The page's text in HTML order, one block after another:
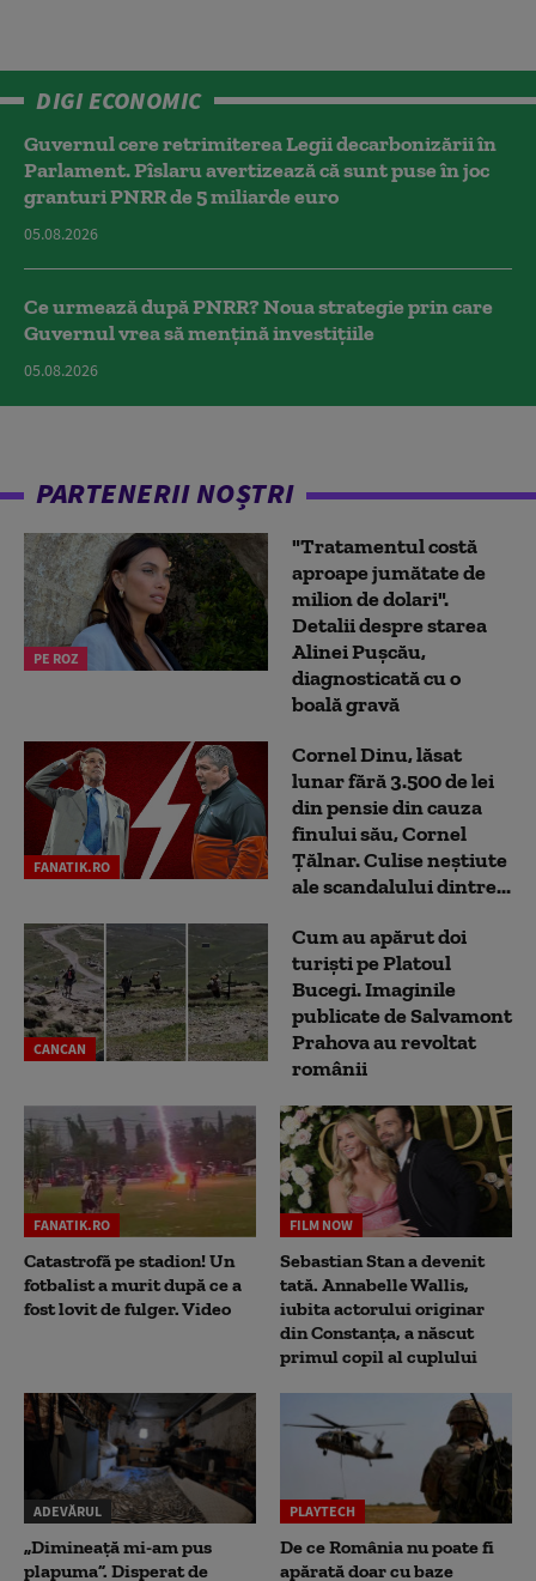
DIGI ECONOMIC
Guvernul cere retrimiterea Legii decarbonizării în
Parlament. Pîslaru avertizează că sunt puse în joc
granturi PNRR de 5 miliarde euro
05.08.2026
Ce urmează după PNRR? Noua strategie prin care
Guvernul vrea să mențină investițiile
05.08.2026
PARTENERII NOȘTRI
PE ROZ
"Tratamentul costă
aproape jumătate de
milion de dolari".
Detalii despre starea
Alinei Pușcău,
diagnosticată cu o
boală gravă
FANATIK.RO
Cornel Dinu, lăsat
lunar fără 3.500 de lei
din pensie din cauza
finului său, Cornel
Țălnar. Culise neștiute
ale scandalului dintre...
CANCAN
Cum au apărut doi
turiști pe Platoul
Bucegi. Imaginile
publicate de Salvamont
Prahova au revoltat
românii
FANATIK.RO
Catastrofă pe stadion! Un
fotbalist a murit după ce a
fost lovit de fulger. Video
FILM NOW
Sebastian Stan a devenit
tată. Annabelle Wallis,
iubita actorului originar
din Constanța, a născut
primul copil al cuplului
ADEVĂRUL
„Dimineață mi-am pus
plapuma”. Disperat de
PLAYTECH
De ce România nu poate fi
apărată doar cu baze